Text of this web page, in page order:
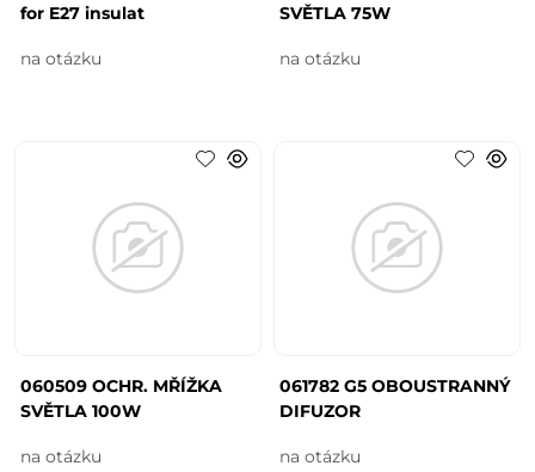
for E27 insulat
na otázku
SVĚTLA 75W
na otázku
060509 OCHR. MŘÍŽKA
SVĚTLA 100W
na otázku
061782 G5 OBOUSTRANNÝ
DIFUZOR
na otázku